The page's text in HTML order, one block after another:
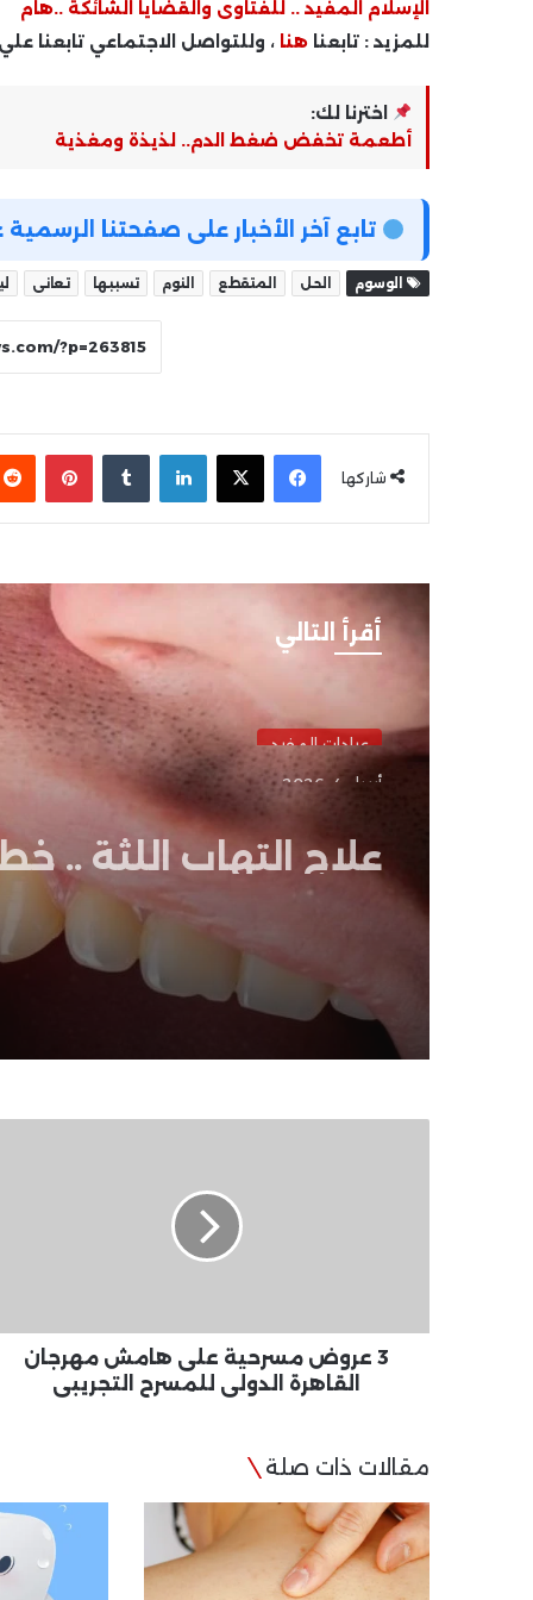
الإسلام المفيد .. للفتاوى والقضايا الشائكة ..هام
للمزيد : تابعنا هنا ، وللتواصل الاجتماعي تابعنا علي
اخترنا لك:
أطعمة تخفض ضغط الدم.. لذيذة ومغذية
تابع آخر الأخبار على صفحتنا
الوسوم الحل المتقطع النوم تسببها تعانى
شاركها
فيسبوك
‫X لينكدإن
أقرأ التالي
عيادات المفيد
أبريل 4, 2026
علاج التهاب اللثة ..
علاجية فعالة لإيقاف
واستعادة صحة اللثة
للمسرح
التجريبي 3 عروض مسرحية على هامش مهرجان
القاهرة الدولى للمسرح التجريبي
مقالات ذات صلة